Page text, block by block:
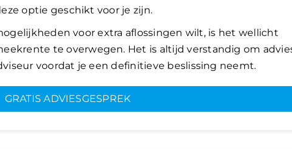
optie geschikt voor je zijn.
voor extra aflossingen wilt, is het wellicht
te overwegen. Het is altijd verstandig om
voordat je een definitieve beslissing neemt.
GRATIS ADVIESGESPREK